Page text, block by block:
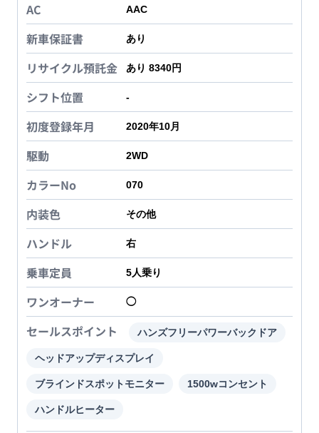
AC AAC
新車保証書 あり
リサイクル預託金 あり 8340円
シフト位置 -
初度登録年月 2020年10月
駆動 2WD
カラーNo 070
内装色 その他
ハンドル 右
乗車定員 5人乗り
ワンオーナー ◯
セールスポイント ハンズフリーパワーバックドア
ヘッドアップディスプレイ
ブラインドスポットモニター 1500wコンセント
ハンドルヒーター